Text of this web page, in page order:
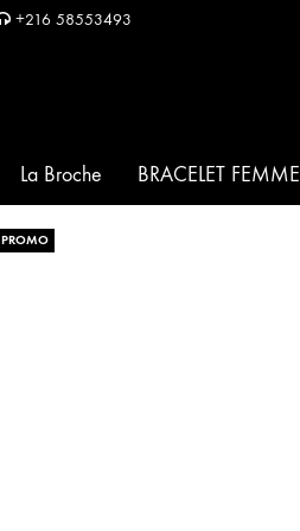
+216 58553493
La Broche BRACELET FEMME
PROMO